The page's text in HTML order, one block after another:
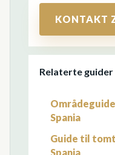
KONTAKT
Relaterte guider
Spania
Guide til
Spania